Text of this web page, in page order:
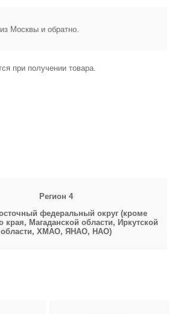
Москвы и обратно.
при получении товара.
Регион 4
федеральный округ (кроме
края, Магаданской области, Иркутской
области, ХМАО, ЯНАО, НАО)